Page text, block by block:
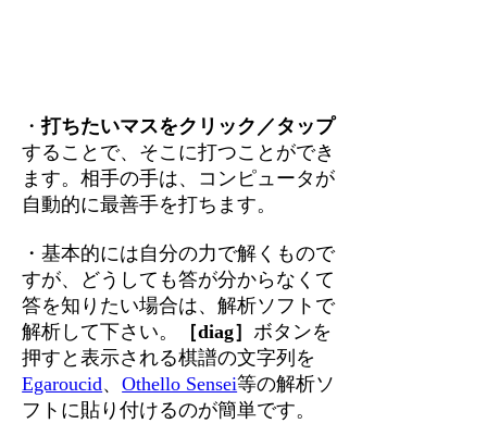
・打ちたいマスをクリック／タップ
することで、そこに打つことができ
ます。相手の手は、コンピュータが
自動的に最善手を打ちます。
・基本的には自分の力で解くもので
すが、どうしても答が分からなくて
答を知りたい場合は、解析ソフトで
解析して下さい。
［diag］ ボタンを
押すと表示される棋譜の文字列を
Egaroucid、Othello Sensei等の解析ソ
フトに貼り付けるのが簡単です。